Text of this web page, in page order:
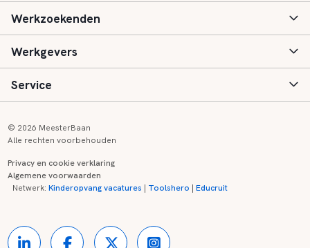
Basisonderwijs
Speciaal (basis) onderwijs
Voortgezet onderwijs
Kinderopvang
Werkzoekenden
Aanmelden
Vacatures
Zij-instroom informatie
Werkgevers
Inloggen
Registreren
Service
Onderwijs links
© 2026 MeesterBaan
Alle rechten voorbehouden
Privacy en cookie verklaring
Algemene voorwaarden
Netwerk:Kinderopvang vacatures | Toolshero |Educruit